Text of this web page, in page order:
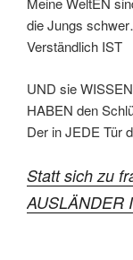
die Jungs
Verständlich IST
UND sie
HABEN den
Der in JEDE Tür
Statt sich zu
AUSLÄNDER